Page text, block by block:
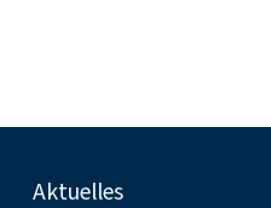
Fußnavigation
Aktuelles